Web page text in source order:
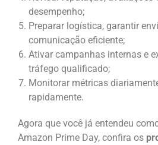
desempenho;
Preparar logística, garantir
comunicação eficiente;
Ativar campanhas internas e
tráfego qualificado;
Monitorar métricas
rapidamente.
Agora que você já entendeu
Amazon Prime Day, confira os